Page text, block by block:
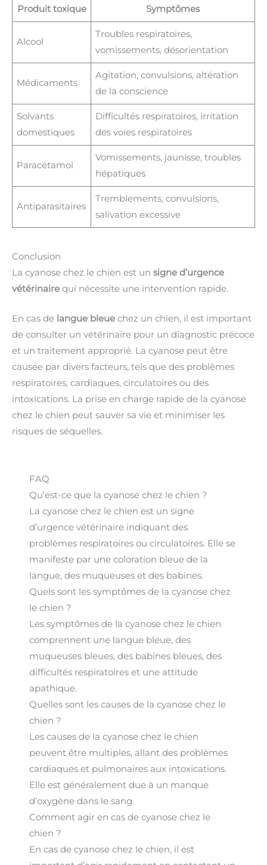
Produit toxique Symptômes
Alcool
Troubles respiratoires,
vomissements, désorientation
Médicaments
Agitation, convulsions, altération
de la conscience
Solvants
domestiques
Difficultés respiratoires, irritation
des voies respiratoires
Paracétamol
Vomissements, jaunisse, troubles
hépatiques
Antiparasitaires
Tremblements, convulsions,
salivation excessive
Conclusion
La cyanose chez le chien est un signe d’urgence
vétérinaire qui nécessite une intervention rapide.
En cas de langue bleue chez un chien, il est important
de consulter un vétérinaire pour un diagnostic précoce
et un traitement approprié. La cyanose peut être
causée par divers facteurs, tels que des problèmes
respiratoires, cardiaques, circulatoires ou des
intoxications. La prise en charge rapide de la cyanose
chez le chien peut sauver sa vie et minimiser les
risques de séquelles.
FAQ
Qu’est-ce que la cyanose chez le chien ?
La cyanose chez le chien est un signe
d’urgence vétérinaire indiquant des
problèmes respiratoires ou circulatoires. Elle se
manifeste par une coloration bleue de la
langue, des muqueuses et des babines.
Quels sont les symptômes de la cyanose chez
le chien ?
Les symptômes de la cyanose chez le chien
comprennent une langue bleue, des
muqueuses bleues, des babines bleues, des
difficultés respiratoires et une attitude
apathique.
Quelles sont les causes de la cyanose chez le
chien ?
Les causes de la cyanose chez le chien
peuvent être multiples, allant des problèmes
cardiaques et pulmonaires aux intoxications.
Elle est généralement due à un manque
d’oxygène dans le sang.
Comment agir en cas de cyanose chez le
chien ?
En cas de cyanose chez le chien, il est